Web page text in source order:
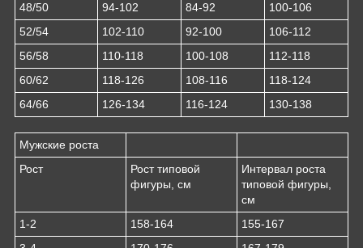
48/50
94-102 84-92
100-106
52/54
102-110 92-100
106-112
56/58
110-118 100-108
112-118
60/62
118-126 108-116
118-124
64/66
126-134 116-124 130-138
Мужские роста
Рост
Рост типовой
фигуры, см
Интервал роста
типовой фигуры,
см
1-2
158-164
155-167